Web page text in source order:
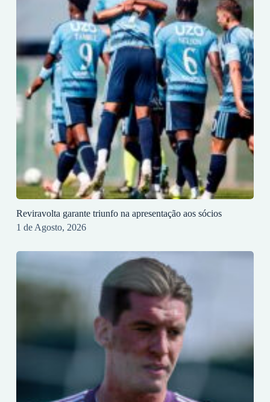
Reviravolta garante triunfo na apresentação aos sócios
1 de Agosto, 2026